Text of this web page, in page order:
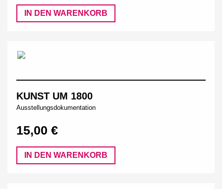
IN DEN WARENKORB
KUNST UM 1800
Ausstellungsdokumentation
15,00 €
IN DEN WARENKORB